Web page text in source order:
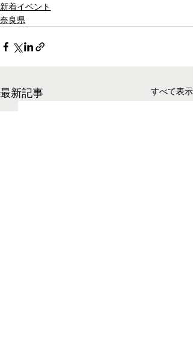
新着イベント
奈良県
最新記事 すべて表示